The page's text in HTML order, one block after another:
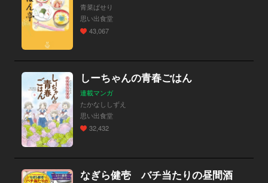
青菜ぱせり
思い出食堂
43,067
しーちゃんの青春ごはん
連載マンガ
たかなししずえ
思い出食堂
32,432
なぎら健壱 バチ当たりの昼間酒